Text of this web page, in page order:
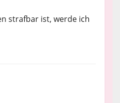
strafbar ist, werde ich